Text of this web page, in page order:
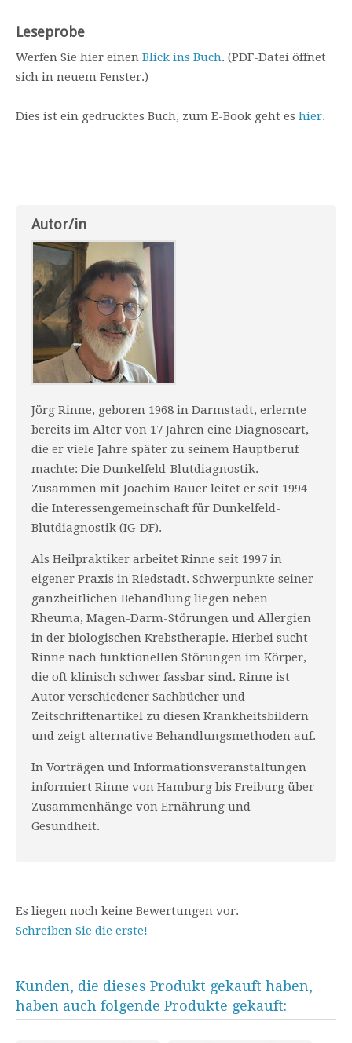
Leseprobe
Werfen Sie hier einen Blick ins Buch. (PDF-Datei öffnet
sich in neuem Fenster.)
Dies ist ein gedrucktes Buch, zum E-Book geht es hier.
Autor/in
Jörg Rinne, geboren 1968 in Darmstadt, erlernte
bereits im Alter von 17 Jahren eine Diagnoseart,
die er viele Jahre später zu seinem Hauptberuf
machte: Die Dunkelfeld-Blutdiagnostik.
Zusammen mit Joachim Bauer leitet er seit 1994
die Interessengemeinschaft für Dunkelfeld-
Blutdiagnostik (IG-DF).
Als Heilpraktiker arbeitet Rinne seit 1997 in
eigener Praxis in Riedstadt. Schwerpunkte seiner
ganzheitlichen Behandlung liegen neben
Rheuma, Magen-Darm-Störungen und Allergien
in der biologischen Krebstherapie. Hierbei sucht
Rinne nach funktionellen Störungen im Körper,
die oft klinisch schwer fassbar sind. Rinne ist
Autor verschiedener Sachbücher und
Zeitschriftenartikel zu diesen Krankheitsbildern
und zeigt alternative Behandlungsmethoden auf.
In Vorträgen und Informationsveranstaltungen
informiert Rinne von Hamburg bis Freiburg über
Zusammenhänge von Ernährung und
Gesundheit.
Es liegen noch keine Bewertungen vor.
Schreiben Sie die erste!
Kunden, die dieses Produkt gekauft haben,
haben auch folgende Produkte gekauft: